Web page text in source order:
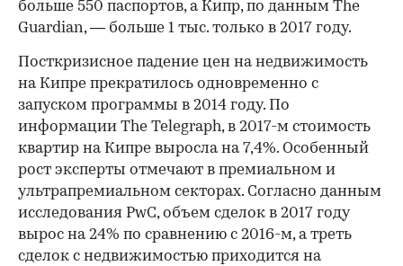
больше 550 паспортов, а Кипр, по данным The
Guardian, — больше 1 тыс. только в 2017 году.
Посткризисное падение цен на недвижимость
на Кипре прекратилось одновременно с
запуском программы в 2014 году. По
информации The Telegraph, в 2017-м стоимость
квартир на Кипре выросла на 7,4%. Особенный
рост эксперты отмечают в премиальном и
ультрапремиальном секторах. Согласно данным
исследования PwC, объем сделок в 2017 году
вырос на 24% по сравнению с 2016-м, а треть
сделок с недвижимостью приходится на